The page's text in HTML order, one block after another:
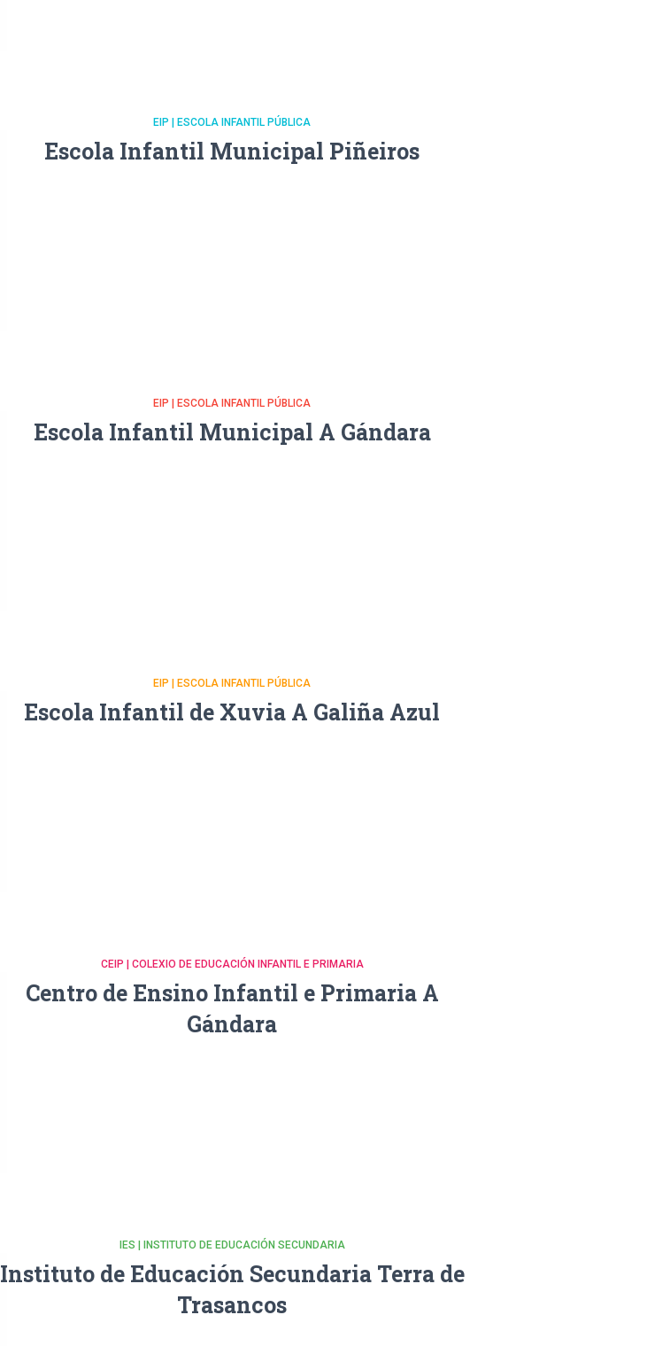
EIP | ESCOLA INFANTIL PÚBLICA
Escola Infantil Municipal Piñeiros
EIP | ESCOLA INFANTIL PÚBLICA
Escola Infantil Municipal A Gándara
EIP | ESCOLA INFANTIL PÚBLICA
Escola Infantil de Xuvia A Galiña Azul
CEIP | COLEXIO DE EDUCACIÓN INFANTIL E PRIMARIA
Centro de Ensino Infantil e Primaria A
Gándara
IES | INSTITUTO DE EDUCACIÓN SECUNDARIA
Instituto de Educación Secundaria Terra de
Trasancos